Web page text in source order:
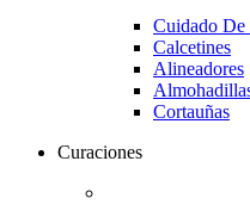
Cuidado De
Calcetines
Alineadores
Cortauñas
Curaciones